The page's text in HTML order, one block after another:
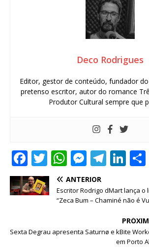
Deco Rodrigues
Editor, gestor de conteúdo, fundador
pretenso escritor, autor do romance
Produtor Cultural sempre que
F
a
c
o
T
w
it
te
W
h
at
s
p
M
e
ss
e
g
T
e
g
m
Li
k
e
dI
n
ANTERIOR
Escritor Rodrigo dMart lança
“Zeca Bum – Chaminé não é
Sexta Degrau apresenta Saturnø e kBite
em Porto